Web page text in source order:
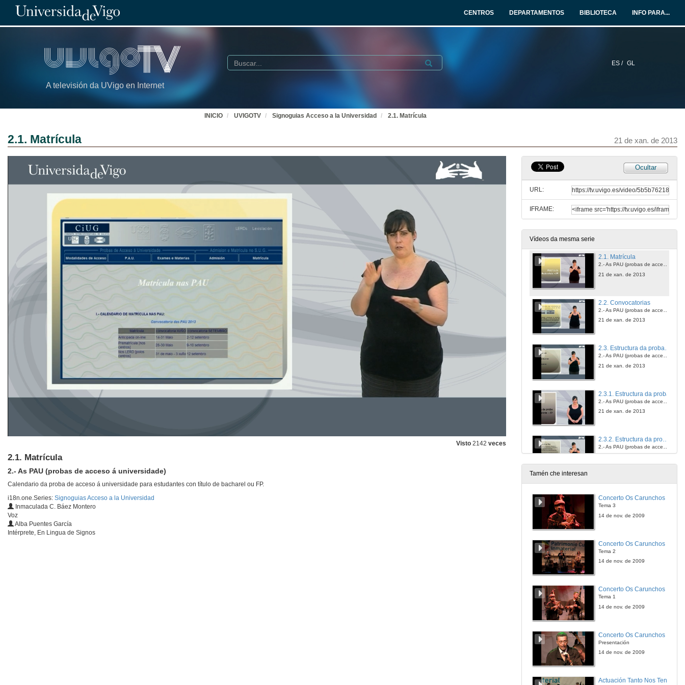
CENTROS DEPARTAMENTOS BIBLIOTECA INFO PARA...
A televisión da UVigo en Internet
ES / GL
Buscar Submit
INICIO UVIGOTV Signoguias Acceso a la Universidad 2.1. Matrícula
2.1. Matrícula 21 de xan. de 2013
Visto 2142 veces
2.1. Matrícula
2.- As PAU (probas de acceso á universidade)
Calendario da proba de acceso á universidade para estudantes con título de bacharel ou FP.
i18n.one.Series: Signoguias Acceso a la Universidad
Inmaculada C. Báez Montero
Voz
Alba Puentes García
Intérprete, En Lingua de Signos
Ocultar
URL:
IFRAME:
Vídeos da mesma serie
Acceso á Universidade para maiores de 25 anos
21 de xan. de 2013
Acceso á Universidade para maiores de 40 anos
1. Modalidades de Acceso
21 de xan. de 2013
2.1. Matrícula
2.- As PAU (probas de acceso á universidade)
21 de xan. de 2013
2.2. Convocatorias
2.- As PAU (probas de acceso á universidade)
21 de xan. de 2013
2.3. Estructura da proba : Condicións xerais
2.- As PAU (probas de acceso á universidade)
21 de xan. de 2013
2.3.1. Estructura da proba
2.- As PAU (probas de acceso á universidade)
21 de xan. de 2013
2.3.2. Estructura da proba : Fase xeral e específica
2.- As PAU (probas de acceso á universidade)
2.3.3. Estructura da proba : Notas
21 de xan. de 2013
21 de xan. de 2013
21 de xan. de 2013
Tamén che interesan
Concerto Os Carunchos
Tema 3
14 de nov. de 2009
Concerto Os Carunchos
Tema 2
14 de nov. de 2009
Concerto Os Carunchos
Tema 1
14 de nov. de 2009
Concerto Os Carunchos
Presentación
14 de nov. de 2009
Actuación Tanto Nos Ten